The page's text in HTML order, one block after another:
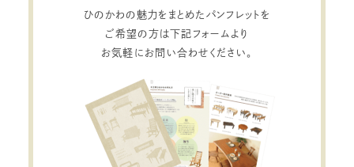
ひのかわの魅力をまとめたパンフレットを
ご希望の方は下記フォームより
お気軽にお問い合わせください。